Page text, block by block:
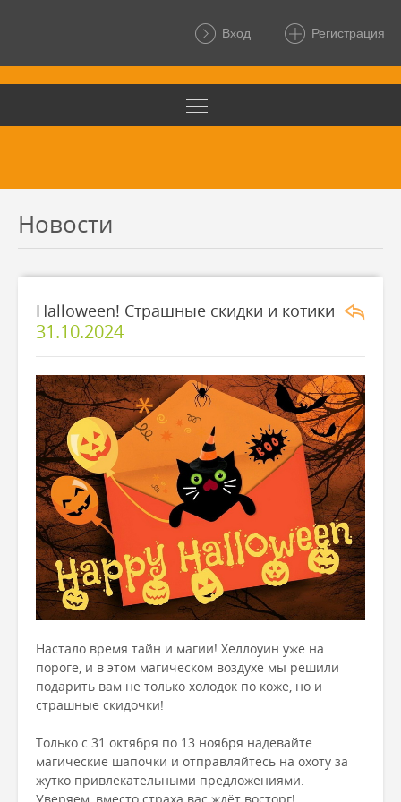
Вход Регистрация
Новости
Halloween! Страшные скидки и котики
31.10.2024
Настало время тайн и магии! Хеллоуин уже на
пороге, и в этом магическом воздухе мы решили
подарить вам не только холодок по коже, но и
страшные скидочки!
Только с 31 октября по 13 ноября надевайте
магические шапочки и отправляйтесь на охоту за
жутко привлекательными предложениями.